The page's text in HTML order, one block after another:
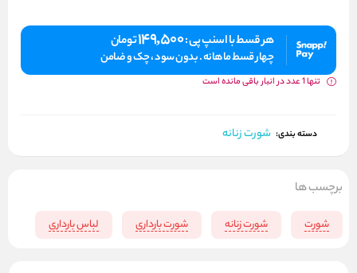
هر قسط با اسنپ پی :149,500تومان
چهار قسط ماهانه . بدون سود ، چک و ضامن
تنها 1 عدد در انبار باقی مانده است
دسته بندی: شورت زنانه
برچسب ها
شورت شورت زنانه شورت بارداری لباس بارداری